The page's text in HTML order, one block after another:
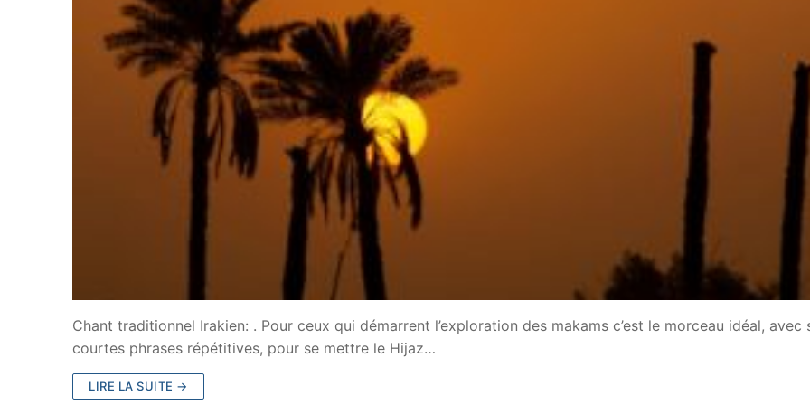
Chant traditionnel Irakien: . Pour ceux qui démarrent l’exploration des makams c’est le morceau idéal, avec
courtes phrases répétitives, pour se mettre le Hijaz…
LIRE LA SUITE →